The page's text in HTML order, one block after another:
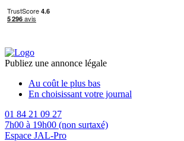
Publiez une annonce légale
Au coût le plus bas
En choisissant votre journal
01 84 21 09 27
7h00 à 19h00 (non surtaxé)
Espace JAL-Pro